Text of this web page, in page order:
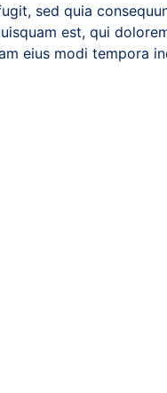
sed quia
est, qui
eius modi tempora